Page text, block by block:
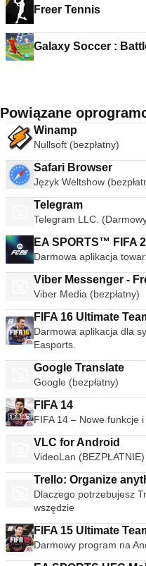
Freer Tennis
Galaxy Soccer :
Powiązane
Winamp
Nullsoft (bezpłatny)
Safari Browser
Język Weltshow
Telegram
Telegram LLC.
EA SPORTS™ FIFA
Darmowa aplikacja
Viber Media (bezpłatny)
FIFA 16 Ultimate
Darmowa aplikacja dla
Easports.
Google Translate
Google (bezpłatny)
FIFA 14
FIFA 14 – Nowe funkcje
VLC for Android
VideoLan (BEZPŁATNIE)
Trello: Organize
Dlaczego potrzebujesz
wszędzie
FIFA 15 Ultimate
Darmowy program na